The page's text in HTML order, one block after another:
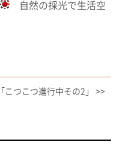
自然の採光で生活空
「こつこつ進行中その2」 >>